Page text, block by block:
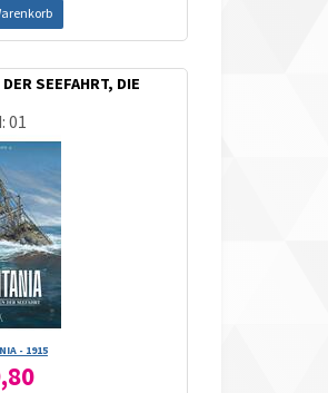
SEEFAHRT, DIE
01
- 1915